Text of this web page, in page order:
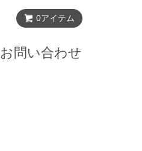
0アイテム
お問い合わせ